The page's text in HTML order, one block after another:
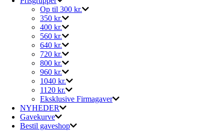
Op til 300 kr.
350 kr.
400 kr.
560 kr.
640 kr.
720 kr.
800 kr.
960 kr.
1040 kr.
1120 kr.
Eksklusive Firmagaver
NYHEDER
Gavekurve
Bestil gaveshop